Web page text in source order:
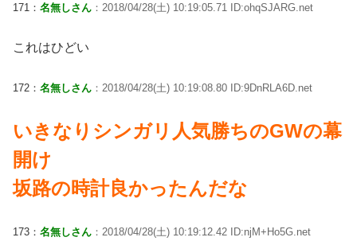
171： 名無しさん ：2018/04/28(土) 10:19:05.71 ID:ohqSJARG.net
これはひどい
172： 名無しさん ：2018/04/28(土) 10:19:08.80 ID:9DnRLA6D.net
いきなりシンガリ人気勝ちのGWの幕
開け
坂路の時計良かったんだな
173： 名無しさん ：2018/04/28(土) 10:19:12.42 ID:njM+Ho5G.net